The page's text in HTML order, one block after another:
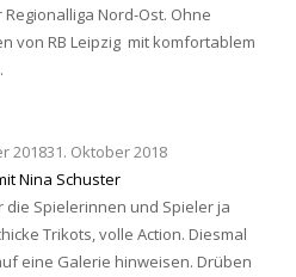
Nord-Ost. Ohne
von RB Leipzig mit komfortablem
201831. Oktober 2018
Nina Schuster
Spielerinnen und Spieler ja
Trikots, volle Action. Diesmal
eine Galerie hinweisen. Drüben